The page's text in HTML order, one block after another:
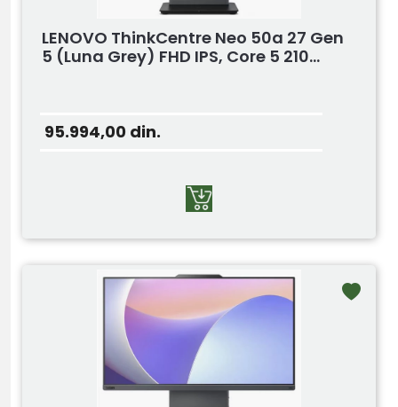
LENOVO ThinkCentre Neo 50a 27 Gen
5 (Luna Grey) FHD IPS, Core 5 210...
95.994,00 din.